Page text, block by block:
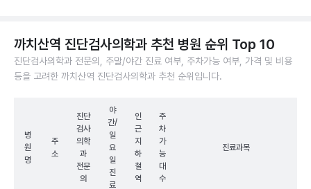
까치산역 진단검사의학과 추천 병원 순위 Top 10
진단검사의학과 전문의, 주말/야간 진료 여부, 주차가능 여부, 가격 및 비용
등을 고려한 까치산역 진단검사의학과 추천 순위입니다.
병
원
명
주
소
진단
검사
의학
과
전문
의
야
간/
일
요
일
진
료
인
근
지
하
철
역
주
차
가
능
대
수
진료과목